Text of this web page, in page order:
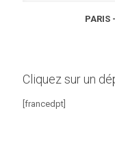
Cliquez sur un
[francedpt]